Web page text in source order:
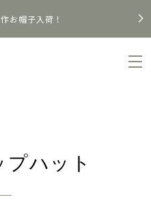
お帽子入荷！
ハット